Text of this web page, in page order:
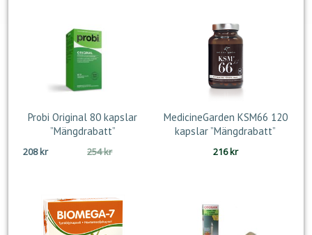
Probi Original 80 kapslar
”Mängdrabatt”
254krDet
254 kr.
208kr
Det
208 kr.
MedicineGarden KSM66 120
kapslar ”Mängdrabatt”
216kr